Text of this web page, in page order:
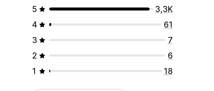
5
3,3K
4
61
3
7
2
6
1
18